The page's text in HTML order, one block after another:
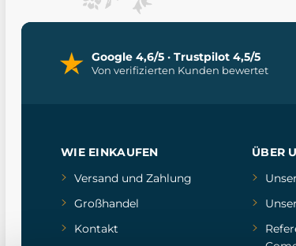
Google 4,6/5 · Trustpilot 4,5/5
Von verifizierten Kunden bewertet
WIE EINKAUFEN
Versand und Zahlung
Großhandel
Kontakt
ÜBER